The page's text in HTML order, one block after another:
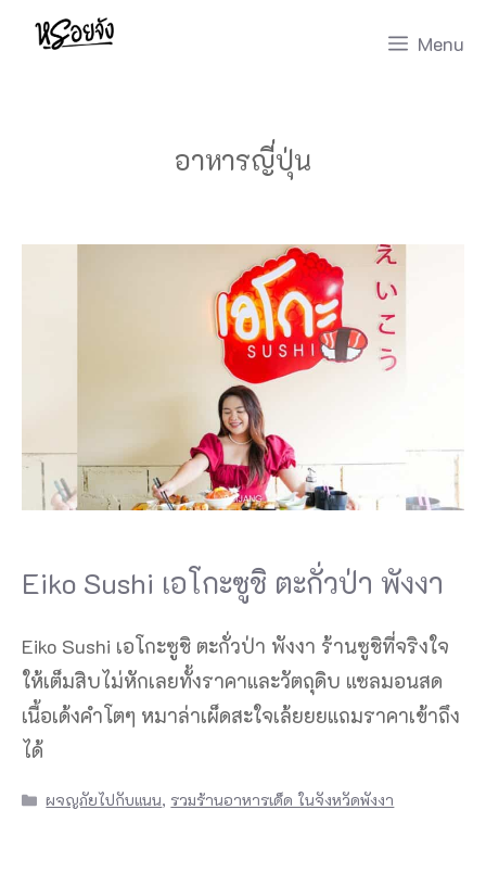
Skip
Menu
อาหารญี่ปุ่น
Eiko Sushi เอโกะซูชิ ตะกั่วป่า พังงา
Eiko Sushi เอโกะซูชิ ตะกั่วป่า พังงา ร้านซูชิที่จริงใจ
ให้เต็มสิบไม่หักเลยทั้งราคาและวัตถุดิบ แซลมอนสด
เนื้อเด้งคำโตๆ หมาล่าเผ็ดสะใจเล้ยยยแถมราคาเข้าถึง
ได้
Categories
ผจญภัยไปกับแนน, รวมร้านอาหารเด็ด ในจังหวัดพังงา